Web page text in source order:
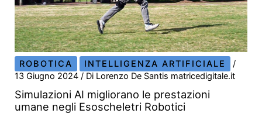
ROBOTICA INTELLIGENZA ARTIFICIALE
/
13 Giugno 2024/ Di Lorenzo De Santis matricedigitale.it
Simulazioni AI migliorano le prestazioni
umane negli Esoscheletri Robotici